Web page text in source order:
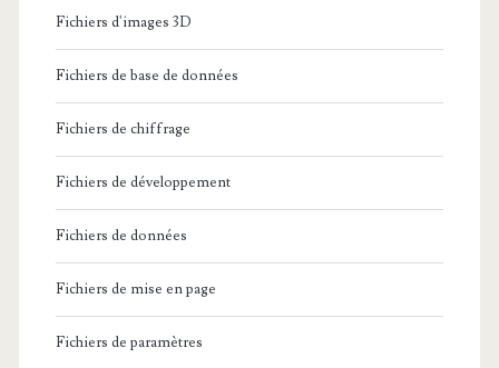
Fichiers d'images 3D
Fichiers de base de données
Fichiers de chiffrage
Fichiers de développement
Fichiers de données
Fichiers de mise en page
Fichiers de paramètres